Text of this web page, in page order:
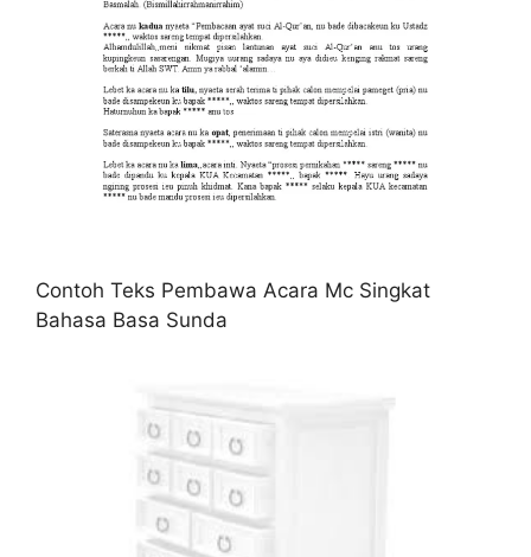
Contoh Teks Pembawa Acara Mc Singkat
Bahasa Basa Sunda